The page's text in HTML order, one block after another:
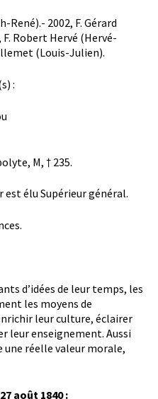
René).- 2002, F. Gérard
Robert Hervé (Hervé-
(Louis-Julien).
:
M, † 235.
est élu Supérieur général.
d’idées de leur temps, les
les moyens de
leur culture, éclairer
leur enseignement. Aussi
une réelle valeur morale,
août 1840 :